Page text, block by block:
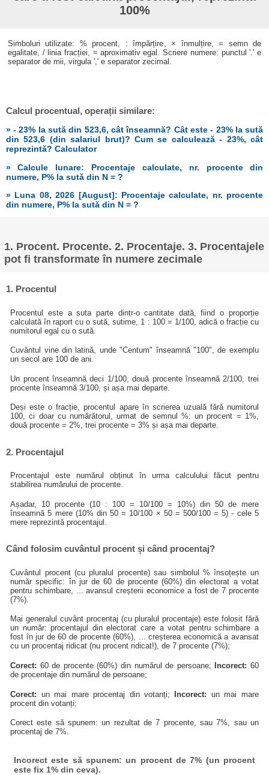
100%
Simboluri utilizate: % procent, : împărțire, × înmulțire, = semn de
egalitate, / linia fracției, ≈ aproximativ egal. Scriere numere: punctul '.' e
separator de mii, virgula ',' e separator zecimal.
Calcul procentual, operații similare:
» - 23% la sută din 523,6, cât înseamnă? Cât este - 23% la sută
din 523,6 (din salariul brut)? Cum se calculează - 23%, cât
reprezintă? Calculator
» Calcule lunare: Procentaje calculate, nr. procente din
numere, P% la sută din N = ?
» Luna 08, 2026 [August]: Procentaje calculate, nr. procente
din numere, P% la sută din N = ?
1. Procent. Procente. 2. Procentaje. 3. Procentajele
pot fi transformate în numere zecimale
1. Procentul
Procentul este a suta parte dintr-o cantitate dată, fiind o proporție
calculată în raport cu o sută, sutime, 1 : 100 = 1/100, adică o fracție cu
numitorul egal cu o sută.
Cuvântul vine din latină, unde "Centum" înseamnă "100", de exemplu
un secol are 100 de ani.
Un procent înseamnă deci 1/100, două procente înseamnă 2/100, trei
procente înseamnă 3/100, și așa mai departe.
Deși este o fracție, procentul apare în scrierea uzuală fără numitorul
100, ci doar cu numărătorul, urmat de semnul %: un procent = 1%,
două procente = 2%, trei procente = 3% și așa mai departe.
2. Procentajul
Procentajul este numărul obținut în urma calculului făcut pentru
stabilirea numărului de procente.
Așadar, 10 procente (10 : 100 = 10/100 = 10%) din 50 de mere
înseamnă 5 mere (10% din 50 = 10/100 × 50 = 500/100 = 5) - cele 5
mere reprezintă procentajul.
Când folosim cuvântul procent și când procentaj?
Cuvântul procent (cu pluralul procente) sau simbolul % însoțește un
număr specific: în jur de 60 de procente (60%) din electorat a votat
pentru schimbare, ... avansul creșterii economice a fost de 7 procente
(7%).
Mai generalul cuvânt procentaj (cu pluralul procentaje) este folosit fără
un număr: procentajul din electorat care a votat pentru schimbare a
fost în jur de 60 de procente (60%), ... creșterea economică a avansat
cu un procentaj ridicat (nu procent ridicat!), de 7 procente (7%);
Corect: 60 de procente (60%) din numărul de persoane; Incorect: 60
de procentaje din numărul de persoane;
Corect: un mai mare procentaj din votanți;Incorect: un mai mare
procent din votanți;
Corect este să spunem: un rezultat de 7 procente, sau 7%, sau un
procentaj de 7%.
Incorect este să spunem: un procent de 7% (un procent
este fix 1% din ceva).